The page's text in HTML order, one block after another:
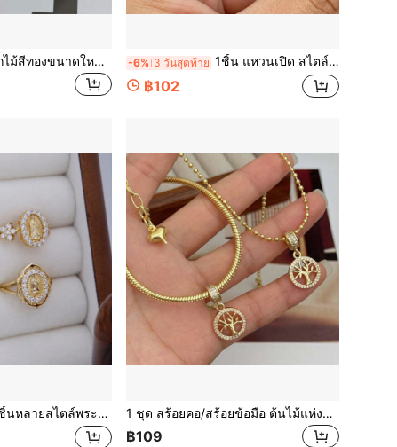
1 ชิ้น สร้อยคอจี้ดอกไม้สีทองขนาดใหญ่สไตล์มินิมอล จี้สี่เหลี่ยมเคลือบสีน้ำมันหยด เหมาะสำหรับสวมใส่ในชีวิตประจำวันแบบสบายๆ -6% 3 วันสุดท้าย 1ชิ้น แหวนเปิด สไตล์ชนบทน่ารัก องค์ประกอบสัตว์เลื้อยคลานรูปหยดน้ำ ผึ้ง ชุบทองคำ 18K ซิรโคเนีย คิวบิค ความกว้างปรับได้ เหมาะสำหรับผู้ชายและผู้หญิงสวมใส่ประจำวัน ให้ความรู้สึกหรูหรา
฿102
ารีภาพแหวนทอง, ทองแดงชุบด้วยทอง 18K ฝังด้วยลูกบาศก์เซอร์โคเนีย, เหมาะสำหรับสวมใส่ในชีวิตประจำวันของผู้หญิง, เรียบง่ายอย่างประณีต 1 ชุด สร้อยคอ/สร้อยข้อมือ ต้นไม้แห่งชีวิต/ต้นไม้แห่งปัญญา ชุดเครื่องประดับ ชุบทองแดง 18K พร้อมเซอร์โคเนีย เหมาะสำหรับผู้ชายและผู้หญิงสวมใส่ประจำวัน
฿109